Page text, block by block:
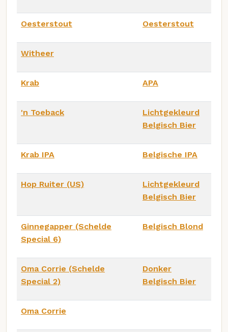
Oesterstout Oesterstout
Witheer
Krab APA
'n Toeback
Lichtgekleurd
Belgisch Bier
Krab IPA Belgische IPA
Hop Ruiter (US)
Lichtgekleurd
Belgisch Bier
Ginnegapper (Schelde
Special 6)
Belgisch Blond
Oma Corrie (Schelde
Special 2)
Donker
Belgisch Bier
Oma Corrie